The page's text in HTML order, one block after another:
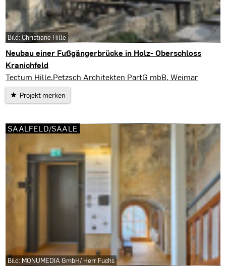
Neubau einer Fußgängerbrücke in Holz- Oberschloss
Kranichfeld
Kranichfeld
Tectum Hille.Petzsch Architekten PartG mbB, Weimar
Projekt merken
Bild: Christiane Hille
SAALFELD/SAALE
Bild: MONUMEDIA GmbH/ Herr Fuchs